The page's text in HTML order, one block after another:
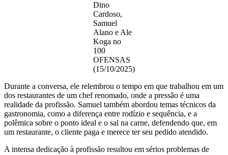
Dino
Cardoso,
Samuel
Alano e Ale
Koga no
100
OFENSAS
(15/10/2025)
Durante a conversa, ele relembrou o tempo em que trabalhou em um
dos restaurantes de um chef renomado, onde a pressão é uma
realidade da profissão. Samuel também abordou temas técnicos da
gastronomia, como a diferença entre rodízio e sequência, e a
polêmica sobre o ponto ideal e o sal na carne, defendendo que, em
um restaurante, o cliente paga e merece ter seu pedido atendido.
A intensa dedicação à profissão resultou em sérios problemas de